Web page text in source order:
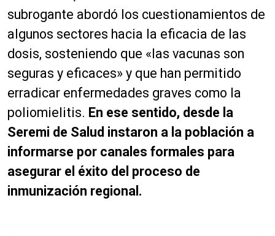
subrogante abordó los cuestionamientos de
algunos sectores hacia la eficacia de las
dosis, sosteniendo que «las vacunas son
seguras y eficaces» y que han permitido
erradicar enfermedades graves como la
poliomielitis. En ese sentido, desde la
Seremi de Salud instaron a la población a
informarse por canales formales para
asegurar el éxito del proceso de
inmunización regional.